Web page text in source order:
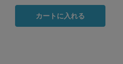
カートに入れる